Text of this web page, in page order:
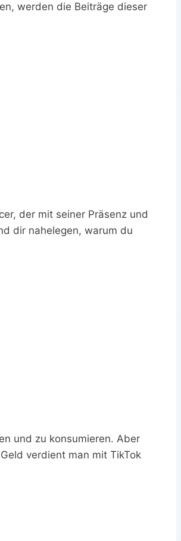
werden die Beiträge dieser
der mit seiner Präsenz und
dir nahelegen, warum du
und zu konsumieren. Aber
verdient man mit TikTok